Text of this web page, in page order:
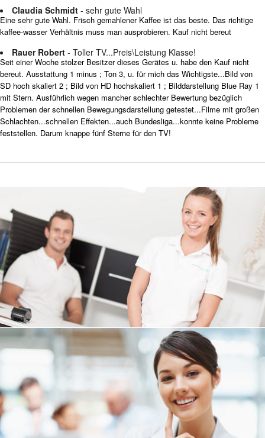
Claudia Schmidt - sehr gute Wahl
Eine sehr gute Wahl. Frisch gemahlener Kaffee ist das beste. Das richtige
kaffee-wasser Verhältnis muss man ausprobieren. Kauf nicht bereut
Rauer Robert - Toller TV...Preis\Leistung Klasse!
Seit einer Woche stolzer Besitzer dieses Gerätes u. habe den Kauf nicht
bereut. Ausstattung 1 minus ; Ton 3, u. für mich das Wichtigste...Bild von
SD hoch skaliert 2 ; Bild von HD hochskaliert 1 ; Bilddarstellung Blue Ray 1
mit Stern. Ausführlich wegen mancher schlechter Bewertung bezüglich
Problemen der schnellen Bewegungsdarstellung getestet...Filme mit großen
Schlachten...schnellen Effekten...auch Bundesliga...konnte keine Probleme
feststellen. Darum knappe fünf Sterne für den TV!